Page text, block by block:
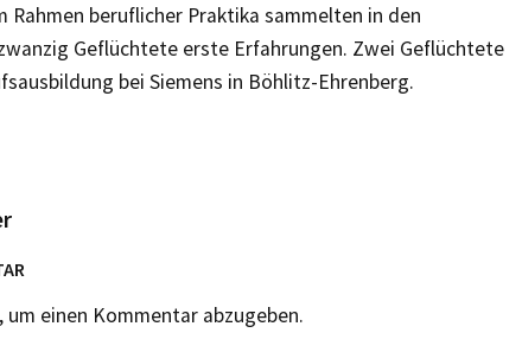
beruflicher Praktika sammelten in den
Geflüchtete erste Erfahrungen. Zwei Geflüchtete
bei Siemens in Böhlitz-Ehrenberg.
um einen Kommentar abzugeben.